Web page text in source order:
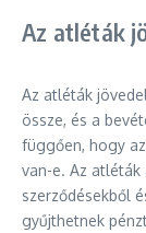
Az atléták
Az atléták
össze, és a
függően, hogy
van-e. Az atléták
szerződésekből
gyűjthetnek